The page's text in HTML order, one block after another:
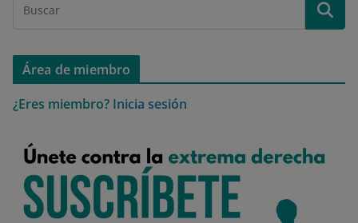
Área de miembro
¿Eres miembro? Inicia sesión